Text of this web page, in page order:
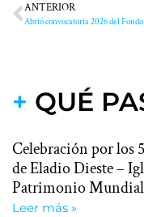
ANTERIOR
+ QUÉ
Celebración por los
de Eladio Dieste –
Patrimonio Mundial
Leer más »